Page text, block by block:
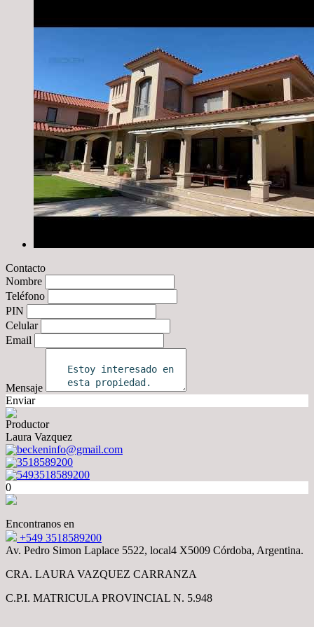
Contacto
Nombre
Teléfono
PIN
Celular
Email
Mensaje
Enviar
Productor
Laura Vazquez
beckeninfo@gmail.com
3518589200
5493518589200
0
Encontranos en
+549 3518589200
Av. Pedro Simon Laplace 5522, local4 X5009 Córdoba, Argentina.
CRA. LAURA VAZQUEZ CARRANZA
C.P.I. MATRICULA PROVINCIAL N. 5.948